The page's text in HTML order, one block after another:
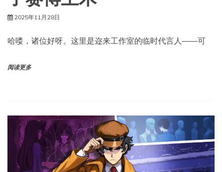
2025年11月28日
哈喽，诸位好呀。这里是迩来工作室的临时代言人——可
阅读更多